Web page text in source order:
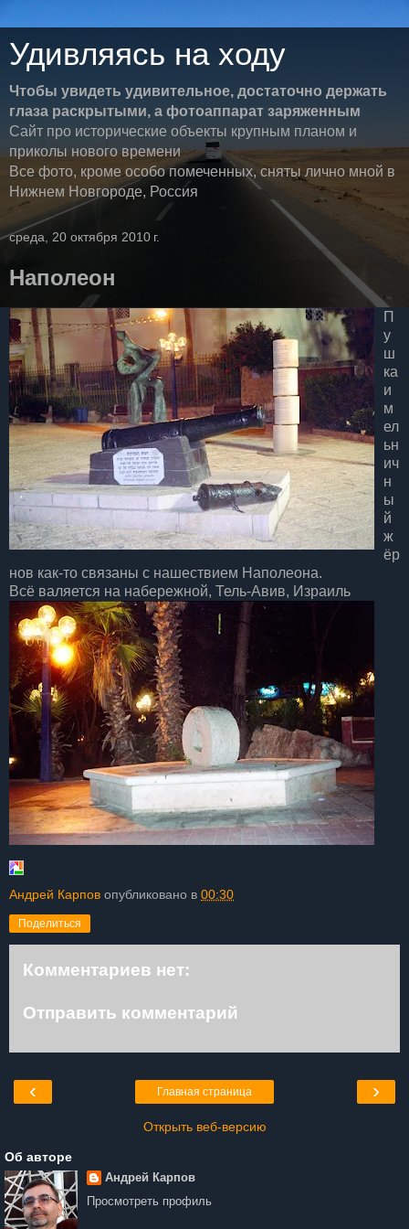
Удивляясь на ходу
Чтобы увидеть удивительное, достаточно держать
глаза раскрытыми, а фотоаппарат заряженным
Сайт про исторические объекты крупным планом и
приколы нового времени
Все фото, кроме особо помеченных, сняты лично мной в
Нижнем Новгороде, Россия
среда, 20 октября 2010 г.
Наполеон
П
у
ш
ка
и
м
ел
ьн
ич
н
ы
й
ж
ёр
нов как-то связаны с нашествием Наполеона.
Всё валяется на набережной, Тель-Авив, Израиль
Андрей Карпов опубликовано в 00:30
Поделиться
Комментариев нет:
Отправить комментарий
‹ ›
Главная страница
Открыть веб-версию
Об авторе
Андрей Карпов
Просмотреть профиль